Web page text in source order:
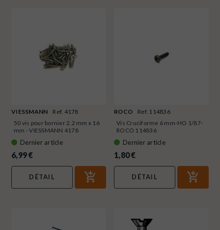
VIESSMANN
Ref. 4178
50 vis pour bornier 2.2 mm x 16
mm - VIESSMANN 4178
Dernier article
6,99 €
DÉTAIL
ROCO
Ref. 114836
Vis Cruciforme 6 mm-HO 1/87-
ROCO 114836
Dernier article
1,80 €
DÉTAIL